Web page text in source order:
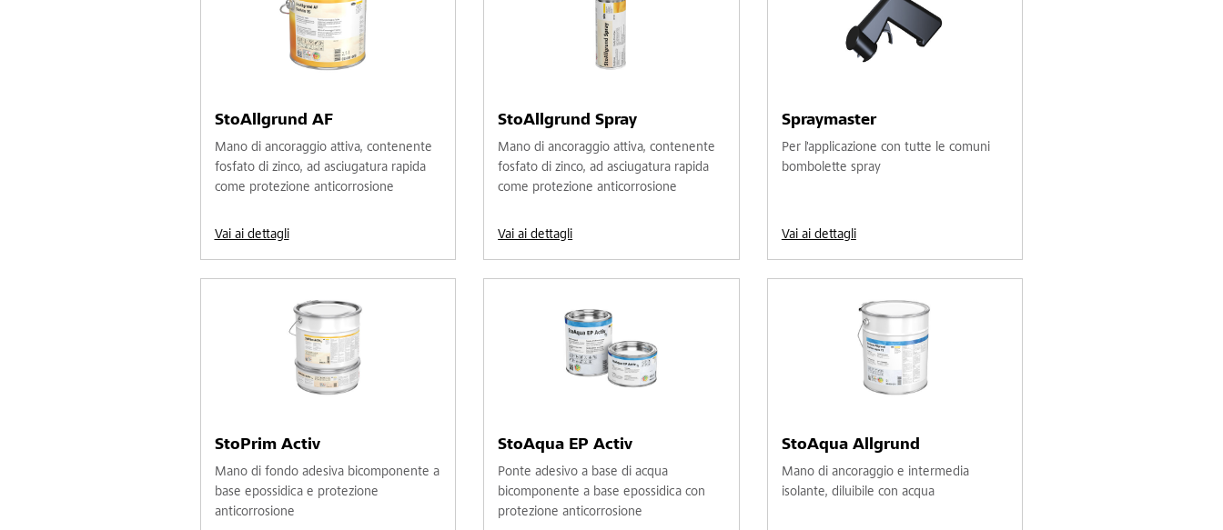
StoAllgrund AF
Mano di ancoraggio attiva, contenente
fosfato di zinco, ad asciugatura rapida
come protezione anticorrosione
Vai ai dettagli
StoAllgrund Spray
Mano di ancoraggio attiva, contenente
fosfato di zinco, ad asciugatura rapida
come protezione anticorrosione
Vai ai dettagli
Spraymaster
Per l'applicazione con tutte le comuni
bombolette spray
Vai ai dettagli
StoPrim Activ
Mano di fondo adesiva bicomponente a
base epossidica e protezione
anticorrosione
StoAqua EP Activ
Ponte adesivo a base di acqua
bicomponente a base epossidica con
protezione anticorrosione
StoAqua Allgrund
Mano di ancoraggio e intermedia
isolante, diluibile con acqua